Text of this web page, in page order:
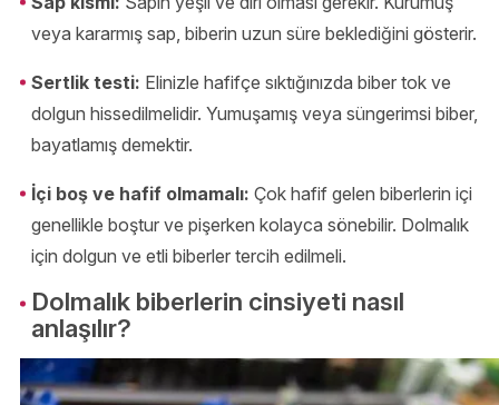
veya kararmış sap, biberin uzun süre beklediğini gösterir.
Sertlik testi: Elinizle hafifçe sıktığınızda biber tok ve
dolgun hissedilmelidir. Yumuşamış veya süngerimsi biber,
bayatlamış demektir.
İçi boş ve hafif olmamalı: Çok hafif gelen biberlerin içi
genellikle boştur ve pişerken kolayca sönebilir. Dolmalık
için dolgun ve etli biberler tercih edilmeli.
Dolmalık biberlerin cinsiyeti nasıl
anlaşılır?